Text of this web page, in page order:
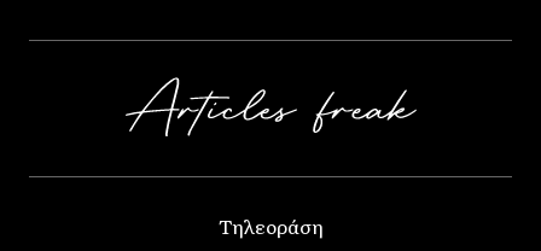
Τηλεοράση